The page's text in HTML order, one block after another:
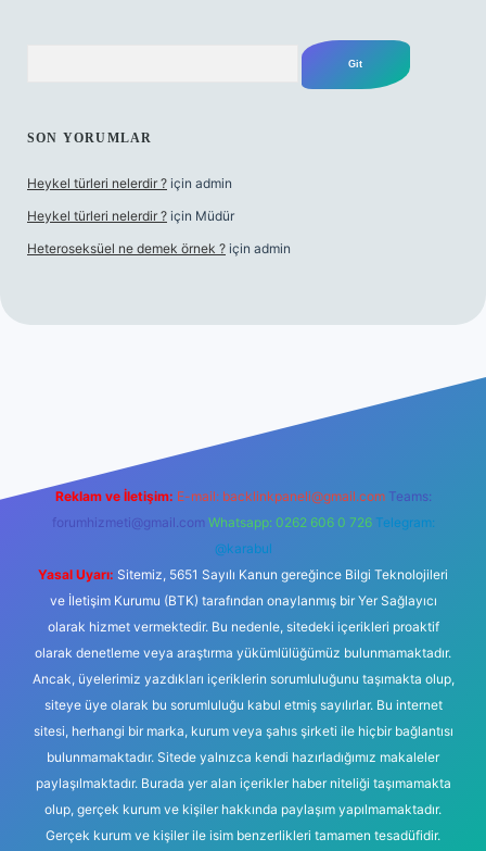
SON YORUMLAR
Heykel türleri nelerdir ? için admin
Heykel türleri nelerdir ? için Müdür
Heteroseksüel ne demek örnek ? için admin
Reklam ve İletişim: E-mail: backlinkpaneli@gmail.com Teams:
forumhizmeti@gmail.com Whatsapp: 0262 606 0 726 Telegram:
@karabul
Yasal Uyarı: Sitemiz, 5651 Sayılı Kanun gereğince Bilgi Teknolojileri
ve İletişim Kurumu (BTK) tarafından onaylanmış bir Yer Sağlayıcı
olarak hizmet vermektedir. Bu nedenle, sitedeki içerikleri proaktif
olarak denetleme veya araştırma yükümlülüğümüz bulunmamaktadır.
Ancak, üyelerimiz yazdıkları içeriklerin sorumluluğunu taşımakta olup,
siteye üye olarak bu sorumluluğu kabul etmiş sayılırlar. Bu internet
sitesi, herhangi bir marka, kurum veya şahıs şirketi ile hiçbir bağlantısı
bulunmamaktadır. Sitede yalnızca kendi hazırladığımız makaleler
paylaşılmaktadır. Burada yer alan içerikler haber niteliği taşımamakta
olup, gerçek kurum ve kişiler hakkında paylaşım yapılmamaktadır.
Gerçek kurum ve kişiler ile isim benzerlikleri tamamen tesadüfidir.